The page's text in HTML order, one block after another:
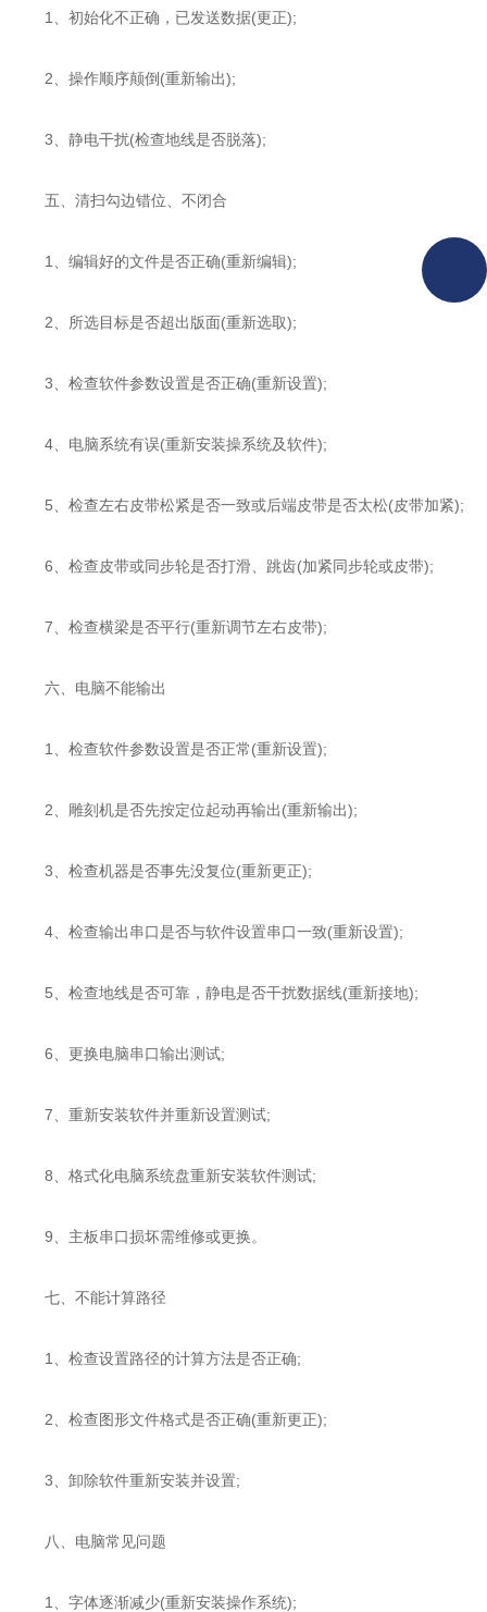
1、初始化不正确，已发送数据(更正);
2、操作顺序颠倒(重新输出);
3、静电干扰(检查地线是否脱落);
五、清扫勾边错位、不闭合
1、编辑好的文件是否正确(重新编辑);
2、所选目标是否超出版面(重新选取);
3、检查软件参数设置是否正确(重新设置);
4、电脑系统有误(重新安装操系统及软件);
5、检查左右皮带松紧是否一致或后端皮带是否太松(皮带加紧);
6、检查皮带或同步轮是否打滑、跳齿(加紧同步轮或皮带);
7、检查横梁是否平行(重新调节左右皮带);
六、电脑不能输出
1、检查软件参数设置是否正常(重新设置);
2、雕刻机是否先按定位起动再输出(重新输出);
3、检查机器是否事先没复位(重新更正);
4、检查输出串口是否与软件设置串口一致(重新设置);
5、检查地线是否可靠，静电是否干扰数据线(重新接地);
6、更换电脑串口输出测试;
7、重新安装软件并重新设置测试;
8、格式化电脑系统盘重新安装软件测试;
9、主板串口损坏需维修或更换。
七、不能计算路径
1、检查设置路径的计算方法是否正确;
2、检查图形文件格式是否正确(重新更正);
3、卸除软件重新安装并设置;
八、电脑常见问题
1、字体逐渐减少(重新安装操作系统);